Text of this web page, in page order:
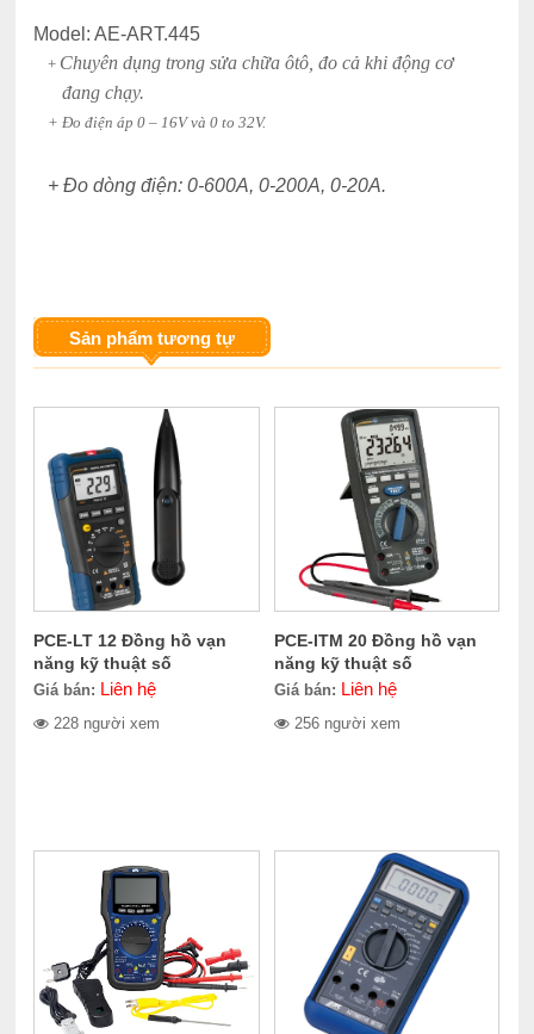
Model: AE-ART.445
+ Chuyên dụng trong sửa chữa ôtô, đo cả khi động cơ
đang chạy.
+ Đo điện áp 0 – 16V và 0 to 32V.
+ Đo dòng điện: 0-600A, 0-200A, 0-20A.
Sản phẩm tương tự
PCE-LT 12 Đồng hồ vạn
năng kỹ thuật số
Giá bán: Liên hệ
228 người xem
PCE-ITM 20 Đồng hồ vạn
năng kỹ thuật số
Giá bán: Liên hệ
256 người xem